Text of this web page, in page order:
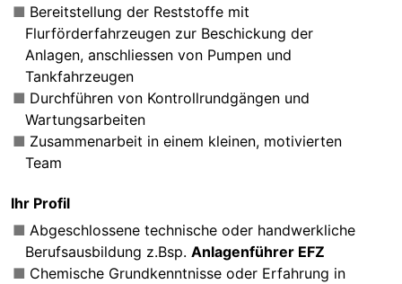
Bereitstellung der Reststoffe mit
Flurförderfahrzeugen zur Beschickung der
Anlagen, anschliessen von Pumpen und
Tankfahrzeugen
Durchführen von Kontrollrundgängen und
Wartungsarbeiten
Zusammenarbeit in einem kleinen, motivierten
Team
Ihr Profil
Abgeschlossene technische oder handwerkliche
Berufsausbildung z.Bsp. Anlagenführer EFZ
Chemische Grundkenntnisse oder Erfahrung in